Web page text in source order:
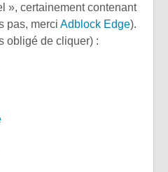
», certainement contenant
pas, merci Adblock Edge).
obligé de cliquer) :